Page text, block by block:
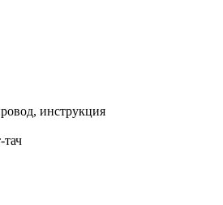
инструкция
тач